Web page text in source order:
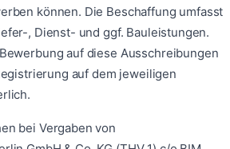
können. Die Beschaffung umfasst
, Dienst- und ggf. Bauleistungen.
auf diese Ausschreibungen
auf dem jeweiligen
bei Vergaben von